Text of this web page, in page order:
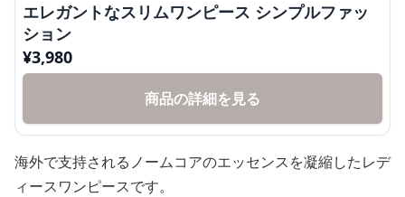
エレガントなスリムワンピース シンプルファッ
ション
¥3,980
商品の詳細を見る
海外で支持されるノームコアのエッセンスを凝縮したレデ
ィースワンピースです。